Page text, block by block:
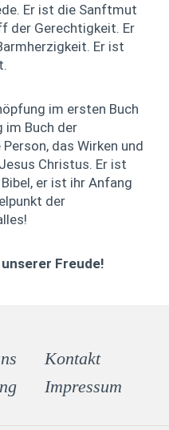
Er ist die Sanftmut
der Gerechtigkeit. Er
Er ist
im ersten Buch
im Buch der
das Wirken und
Christus. Er ist
er ist ihr Anfang
der
Freude!
Kontakt
Impressum